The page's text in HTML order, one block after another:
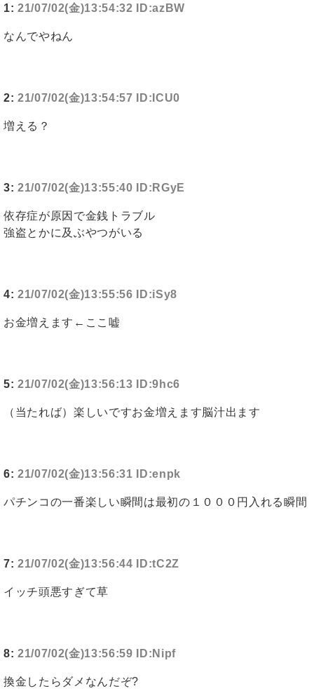
1: 21/07/02(金)13:54:32 ID:azBW
なんでやねん
2: 21/07/02(金)13:54:57 ID:ICU0
増える？
3: 21/07/02(金)13:55:40 ID:RGyE
依存症が原因で金銭トラブル
強盗とかに及ぶやつがいる
4: 21/07/02(金)13:55:56 ID:iSy8
お金増えます←ここ嘘
5: 21/07/02(金)13:56:13 ID:9hc6
（当たれば）楽しいですお金増えます脳汁出ます
6: 21/07/02(金)13:56:31 ID:enpk
パチンコの一番楽しい瞬間は最初の１０００円入れる瞬間
7: 21/07/02(金)13:56:44 ID:tC2Z
イッチ頭悪すぎて草
8: 21/07/02(金)13:56:59 ID:Nipf
換金したらダメなんだぞ?